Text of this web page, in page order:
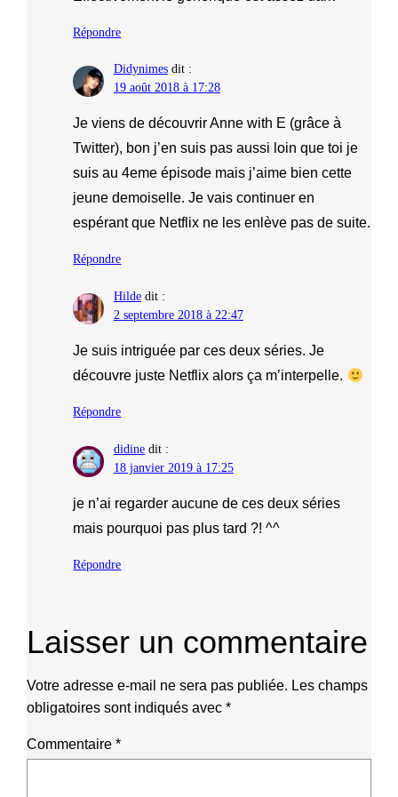
Répondre
Didynimes dit :
19 août 2018 à 17:28
Je viens de découvrir Anne with E (grâce à
Twitter), bon j’en suis pas aussi loin que toi je
suis au 4eme épisode mais j’aime bien cette
jeune demoiselle. Je vais continuer en
espérant que Netflix ne les enlève pas de suite.
Répondre
Hilde dit :
2 septembre 2018 à 22:47
Je suis intriguée par ces deux séries. Je
découvre juste Netflix alors ça m’interpelle.
Répondre
didine dit :
18 janvier 2019 à 17:25
je n’ai regarder aucune de ces deux séries
mais pourquoi pas plus tard ?! ^^
Répondre
Laisser un commentaire
Votre adresse e-mail ne sera pas publiée. Les champs
obligatoires sont indiqués avec*
Commentaire*